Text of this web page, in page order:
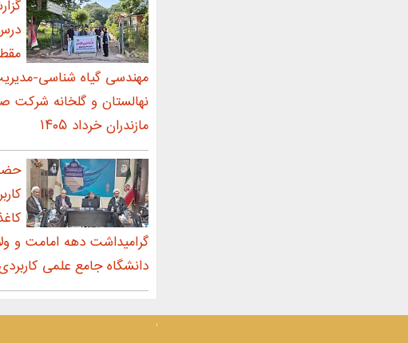
مهندسی گیاه شناسی-
نهالستان و گلخانه شرکت
مازندران خرداد ۱۴۰۵
گرامیداشت دهه امامت و
دانشگاه جامع علمی